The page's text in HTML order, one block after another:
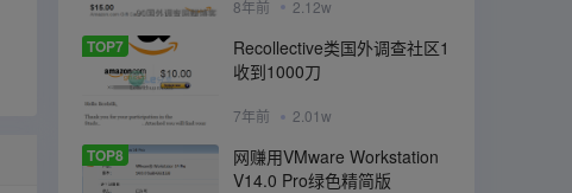
8年前 2.12w
TOP7
Recollective类国外调查社区1
收到1000刀
7年前 2.01w
TOP8
网赚用VMware Workstation
V14.0 Pro绿色精简版